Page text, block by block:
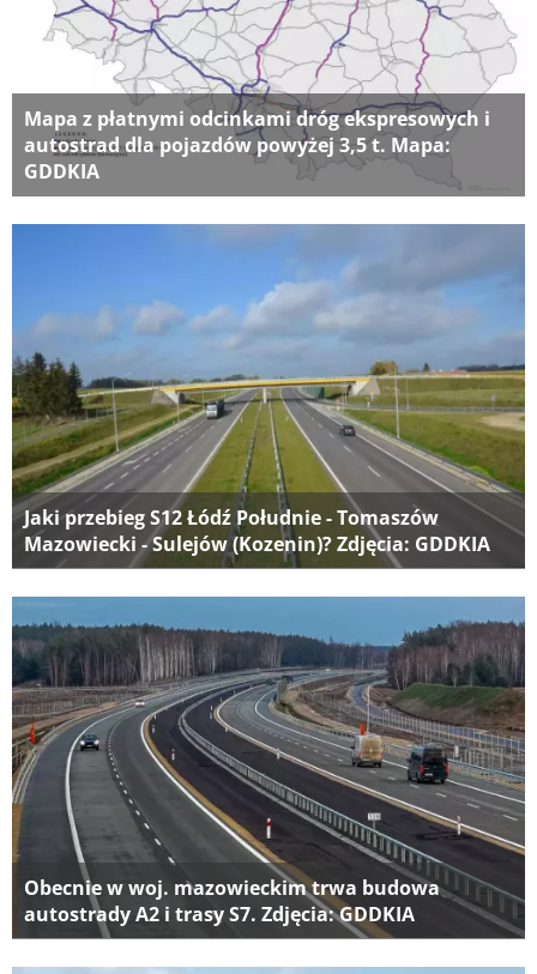
Mapa z płatnymi odcinkami dróg ekspresowych i
autostrad dla pojazdów powyżej 3,5 t. Mapa:
GDDKIA
Jaki przebieg S12 Łódź Południe - Tomaszów
Mazowiecki - Sulejów (Kozenin)? Zdjęcia: GDDKIA
Obecnie w woj. mazowieckim trwa budowa
autostrady A2 i trasy S7. Zdjęcia: GDDKIA